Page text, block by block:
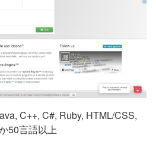
C++, C#, Ruby, HTML/CSS,
50言語以上